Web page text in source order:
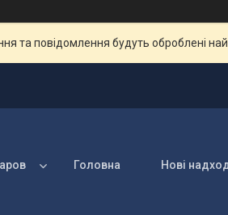
та повідомлення будуть оброблені
Головна Нові